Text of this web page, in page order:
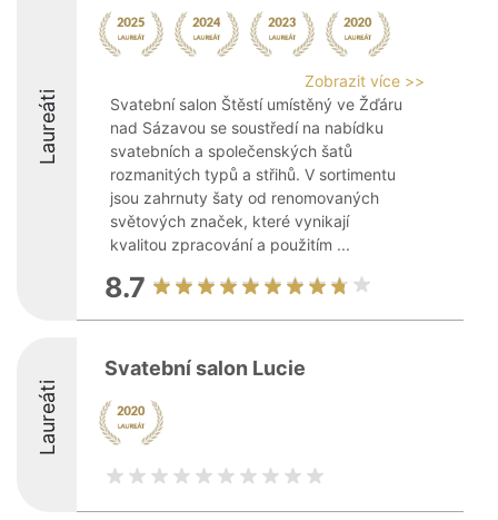
Laureáti
Zobrazit více >>
Svatební salon Štěstí umístěný ve Žďáru
nad Sázavou se soustředí na nabídku
svatebních a společenských šatů
rozmanitých typů a střihů. V sortimentu
jsou zahrnuty šaty od renomovaných
světových značek, které vynikají
kvalitou zpracování a použitím ...
8.7
Laureáti
Svatební salon Lucie